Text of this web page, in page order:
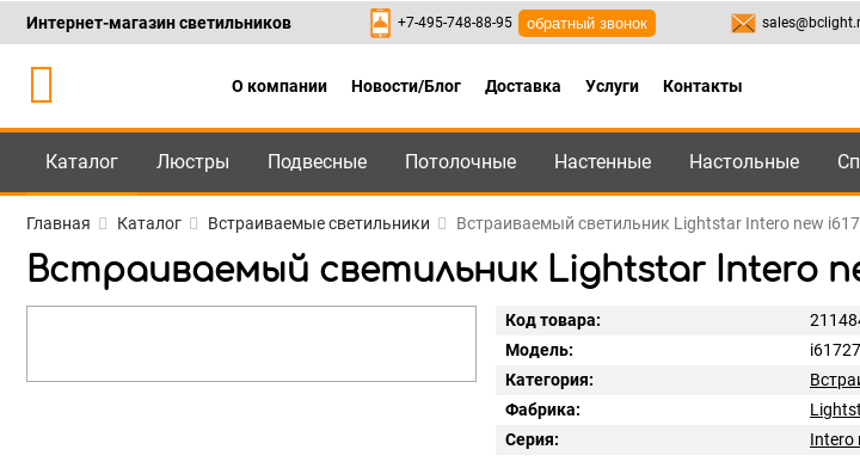
Каталог +7-495-748-88-95 ,8-800-550-95-45
Интернет-магазин светильников +7-495-748-88-95 обратный звонок
О компании Новости/Блог Доставка Услуги Контакты
Каталог Люстры Подвесные Потолочные Настенные Настольные
Главная Каталог Встраиваемые светильники Встраиваемый светильник Lightstar Intero new
Встраиваемый светильник Lightstar Intero
Код товара:
Модель:
Категория:
Фабрика:
Серия:
Intero